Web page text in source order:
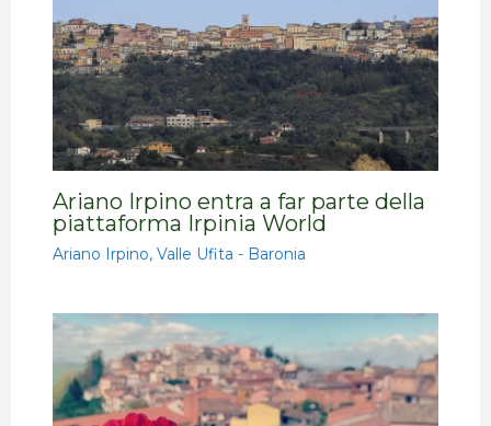
Ariano Irpino entra a far parte della
piattaforma Irpinia World
Ariano Irpino,Valle Ufita - Baronia